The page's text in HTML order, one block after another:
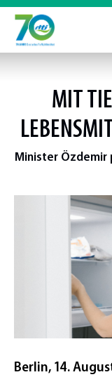
MIT
Minister
Berlin, 14.